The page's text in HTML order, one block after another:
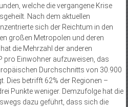
welche die vergangene Krise
Nach dem aktuellen
sich der Reichtum in den
großen Metropolen und deren
die Mehrzahl der anderen
pro Einwohner aufzuweisen, das
Durchschnitts von 30.900
Dies betrifft 62% der Regionen –
Punkte weniger. Demzufolge hat die
dazu geführt, dass sich die